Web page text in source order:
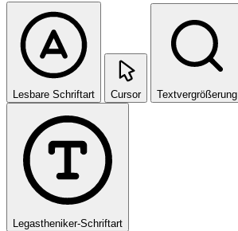
Lesbare Schriftart Cursor Textvergrößerung
Legastheniker-Schriftart